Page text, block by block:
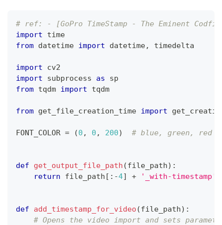
# ref: - [GoPro TimeStamp - The Eminent
import time
from datetime import datetime, timedelta
import cv2
import subprocess as sp
from tqdm import tqdm
from get_file_creation_time import
FONT_COLOR = (0 , 0 , 200) # blue, green, red
def get_output_file_path (file_path) :
return file_path [ : -4] + '_with-timestamp'
def add_timestamp_for_video (file_path) :
# Opens the video import and sets